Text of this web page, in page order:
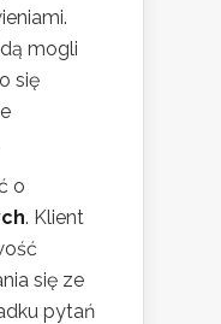
mogli
się
o
. Klient
się ze
pytań